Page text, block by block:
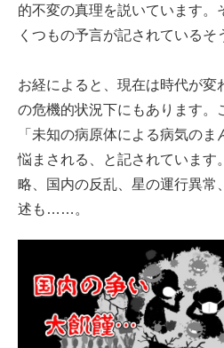
的不変の真理を説いています。
くつもの予言が記されているそ
お経によると、現在は時代が変
の危機的状況下にもあります。
「未知の病原体による病気の
悩まされる、と記されています
略、国内の反乱、星の運行異常
述も……。